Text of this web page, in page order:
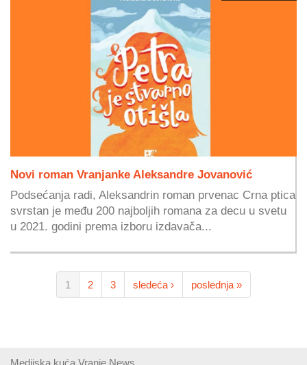
Novi roman Vranjanke Aleksandre Jovanović
Podsećanja radi, Aleksandrin roman prvenac Crna ptica
svrstan je među 200 najboljih romana za decu u svetu
u 2021. godini prema izboru izdavača...
1 2 3 sledeća › poslednja »
Medijska kuća Vranje News